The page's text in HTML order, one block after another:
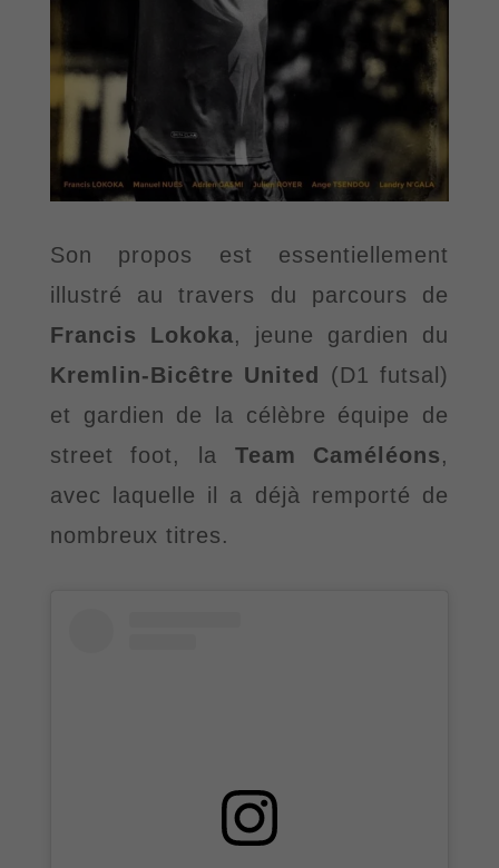
Son propos est essentiellement
illustré au travers du parcours de
Francis Lokoka, jeune gardien du
Kremlin-Bicêtre United
(D1 futsal)
et gardien de la célèbre équipe de
street foot, la Team Caméléons,
avec laquelle il a déjà remporté de
nombreux titres.